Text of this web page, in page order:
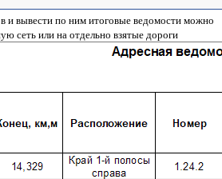
и вывести по ним итоговые ведомости можно
сеть или на отдельно взятые дороги